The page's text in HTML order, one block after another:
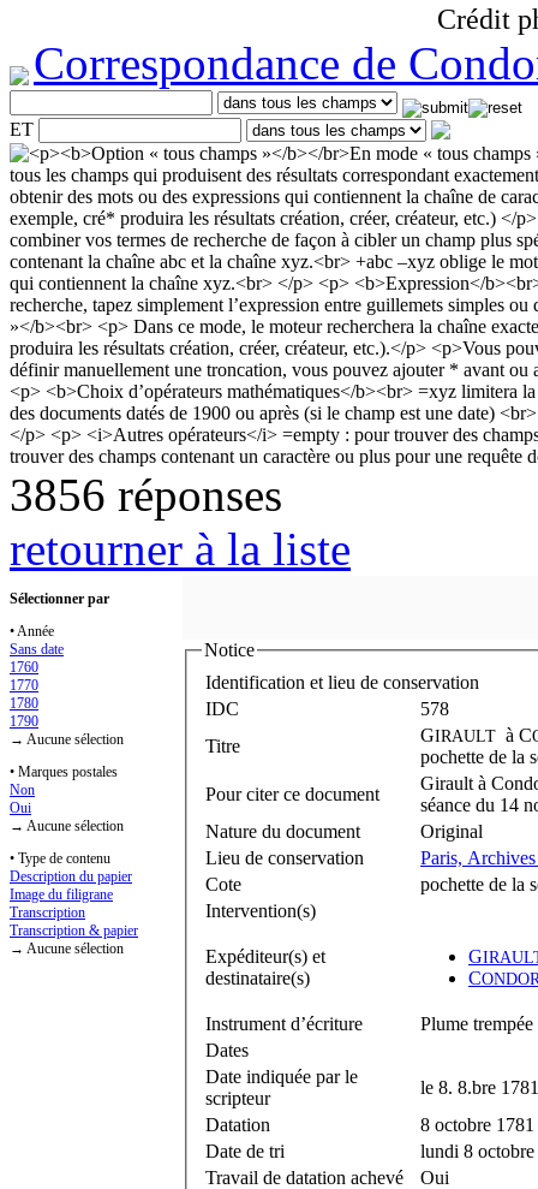
Crédit
Correspondance de
ET
3856 réponses
retourner à la liste
Sélectionner par
• Année
Sans date
1760
1770
1780
1790
→ Aucune sélection
• Marques postales
Non
Oui
→ Aucune sélection
• Type de contenu
Description du papier
Image du filigrane
Transcription
Transcription & papier
→ Aucune sélection
Notice
Identification et lieu de conservation
IDC
578
Titre
GIRAULT à C
pochette de la
Pour citer ce document
Girault à
séance du 14
Nature du document
Original
Lieu de conservation
Paris, Archives
Cote
pochette de la
Intervention(s)
Expéditeur(s) et
destinataire(s)
G
C
Instrument d’écriture
Plume trempée
Dates
Date indiquée par le
scripteur
le 8. 8.bre 1781
Datation
8 octobre 1781
Date de tri
lundi 8
Travail de datation achevé
Oui